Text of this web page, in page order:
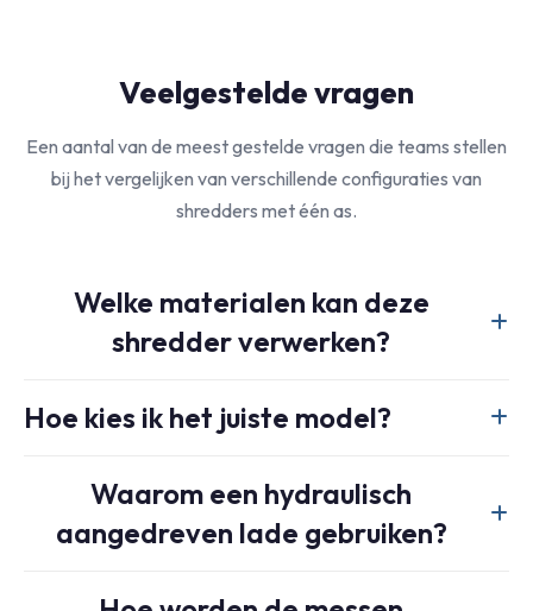
Veelgestelde vragen
Een aantal van de meest gestelde vragen die teams stellen
bij het vergelijken van verschillende configuraties van
shredders met één as.
Welke materialen kan deze
shredder verwerken?
industriële materialen, waaronder plastic brokken,
papierbundels, textiel en soortgelijke grondstoffen die baat
hebben bij gecontroleerde hydraulische toevoer.
Hoe kies ik het juiste model?
bulkdichtheid, de gewenste doorvoersnelheid en de
vereiste uitvoergrootte. Het juiste antwoord hangt af van
Waarom een hydraulisch
aangedreven lade gebruiken?